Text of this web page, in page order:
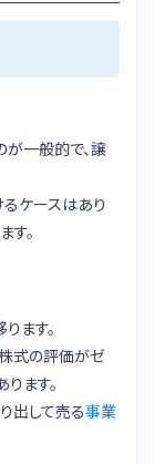
一般的で、譲
ケースはあり
。
ます。
式の評価がゼ
ます。
出して売る事業